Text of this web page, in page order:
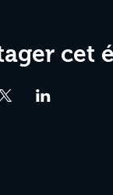
cet